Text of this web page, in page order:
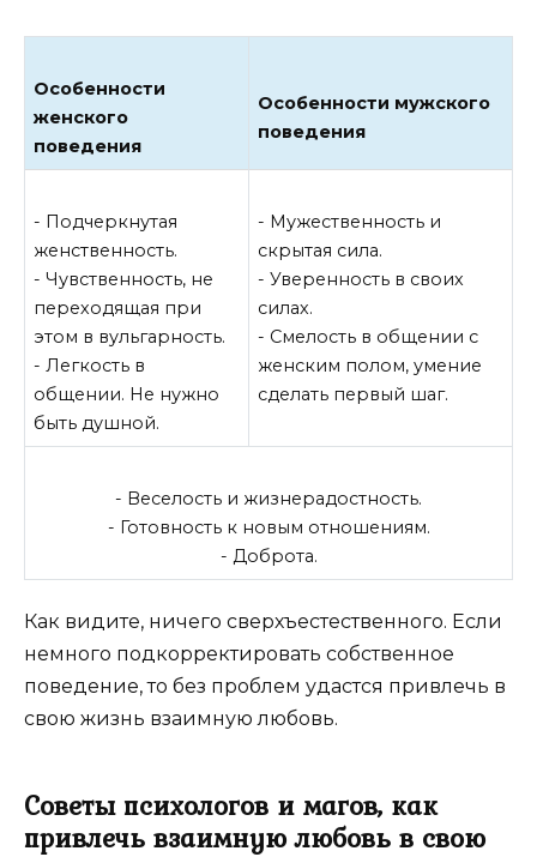
Особенности
женского
поведения
Особенности мужского
поведения
- Подчеркнутая
женственность.
- Чувственность, не
переходящая при
этом в вульгарность.
- Легкость в
общении. Не нужно
быть душной.
- Мужественность и
скрытая сила.
- Уверенность в своих
силах.
- Смелость в общении с
женским полом, умение
сделать первый шаг.
- Веселость и жизнерадостность.
- Готовность к новым отношениям.
- Доброта.
Как видите, ничего сверхъестественного. Если
немного подкорректировать собственное
поведение, то без проблем удастся привлечь в
свою жизнь взаимную любовь.
Советы психологов и магов, как
привлечь взаимную любовь в свою